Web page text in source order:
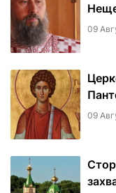
09
09